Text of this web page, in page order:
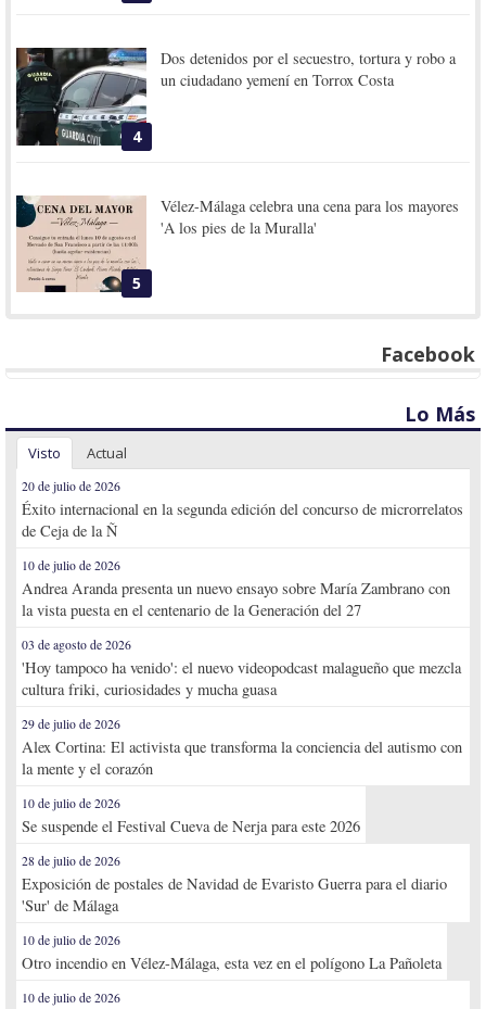
4
Dos detenidos por el secuestro, tortura y robo a
un ciudadano yemení en Torrox Costa
5
Vélez-Málaga celebra una cena para los mayores
'A los pies de la Muralla'
Facebook
Lo Más
Visto Actual
20 de julio de 2026
Éxito internacional en la segunda edición del concurso de microrrelatos
de Ceja de la Ñ
10 de julio de 2026
Andrea Aranda presenta un nuevo ensayo sobre María Zambrano con
la vista puesta en el centenario de la Generación del 27
03 de agosto de 2026
'Hoy tampoco ha venido': el nuevo videopodcast malagueño que mezcla
cultura friki, curiosidades y mucha guasa
29 de julio de 2026
Alex Cortina: El activista que transforma la conciencia del autismo con
la mente y el corazón
10 de julio de 2026
Se suspende el Festival Cueva de Nerja para este 2026
28 de julio de 2026
Exposición de postales de Navidad de Evaristo Guerra para el diario
'Sur' de Málaga
10 de julio de 2026
Otro incendio en Vélez-Málaga, esta vez en el polígono La Pañoleta
10 de julio de 2026